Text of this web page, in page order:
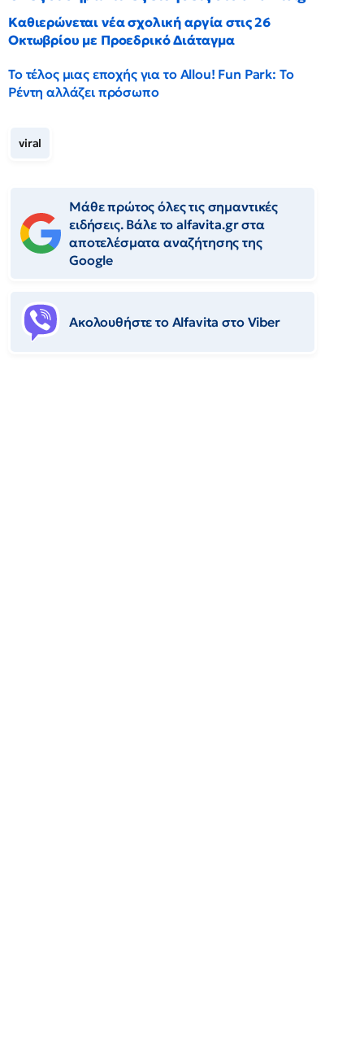
Καθιερώνεται νέα σχολική αργία στις 26
Οκτωβρίου με Προεδρικό Διάταγμα
Το τέλος μιας εποχής για το Allou! Fun Park: Το
Ρέντη αλλάζει πρόσωπο
viral
Μάθε πρώτος όλες τις σημαντικές
ειδήσεις. Βάλε το alfavita.gr στα
αποτελέσματα αναζήτησης της
Google
Ακολουθήστε το Αlfavita στο Viber